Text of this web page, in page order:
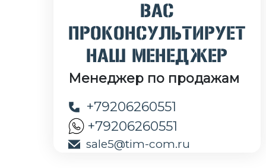
ВАС
ПРОКОНСУЛЬТИРУЕТ
НАШ МЕНЕДЖЕР
Менеджер по продажам
+79206260551
+79206260551
sale5@tim-com.ru